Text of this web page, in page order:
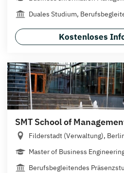
Duales Studium,
Kostenloses
SMT School of
Filderstadt (Verwaltung),
Master of Business
Berufsbegleitendes